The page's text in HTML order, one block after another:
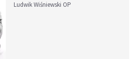
Ludwik Wiśniewski OP